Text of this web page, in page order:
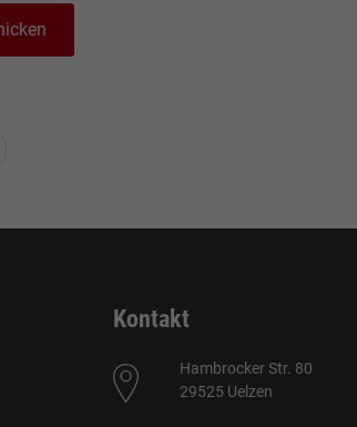
Kontakt
Hambrocker Str. 80
29525 Uelzen